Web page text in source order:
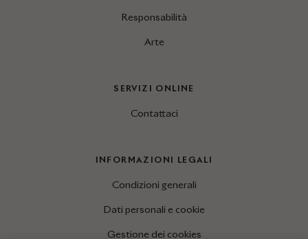
Responsabilità
Arte
SERVIZI ONLINE
Contattaci
INFORMAZIONI LEGALI
Condizioni generali
Dati personali e cookie
Gestione dei cookies